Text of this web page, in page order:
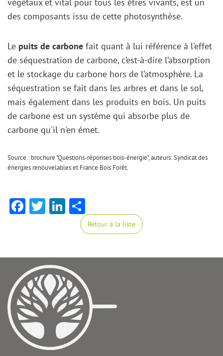
des composants issu de cette photosynthèse.
Le puits de carbone fait quant à lui référence à l'effet
de séquestration de carbone, c’est-à-dire l’absorption
et le stockage du carbone hors de l’atmosphère. La
séquestration se fait dans les arbres et dans le sol,
mais également dans les produits en bois. Un puits
de carbone est un système qui absorbe plus de
carbone qu'il n'en émet.
Source : brochure "Questions-réponses bois-énergie", auteurs: Syndicat des
énergies renouvelables et France Bois Forêt.
Facebook
TwitterLinkedIn
Retour à la liste